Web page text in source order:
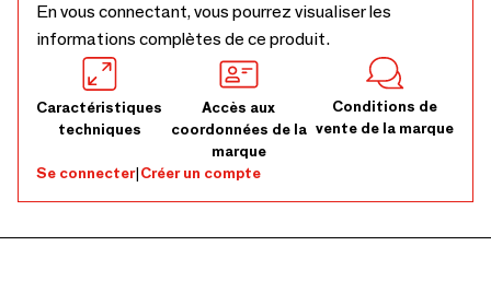
En vous connectant, vous pourrez visualiser les
informations complètes de ce produit.
Caractéristiques
techniques
Accès aux
coordonnées de la
marque
Conditions de
vente de la marque
Se connecter|Créer un compte